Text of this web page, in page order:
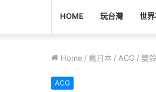
HOME 玩台灣 世
Home / 瘋日本 / ACG / 雙
ACG